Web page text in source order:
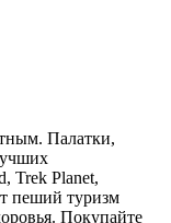
Палатки,
Trek Planet,
пеший туризм
Покупайте